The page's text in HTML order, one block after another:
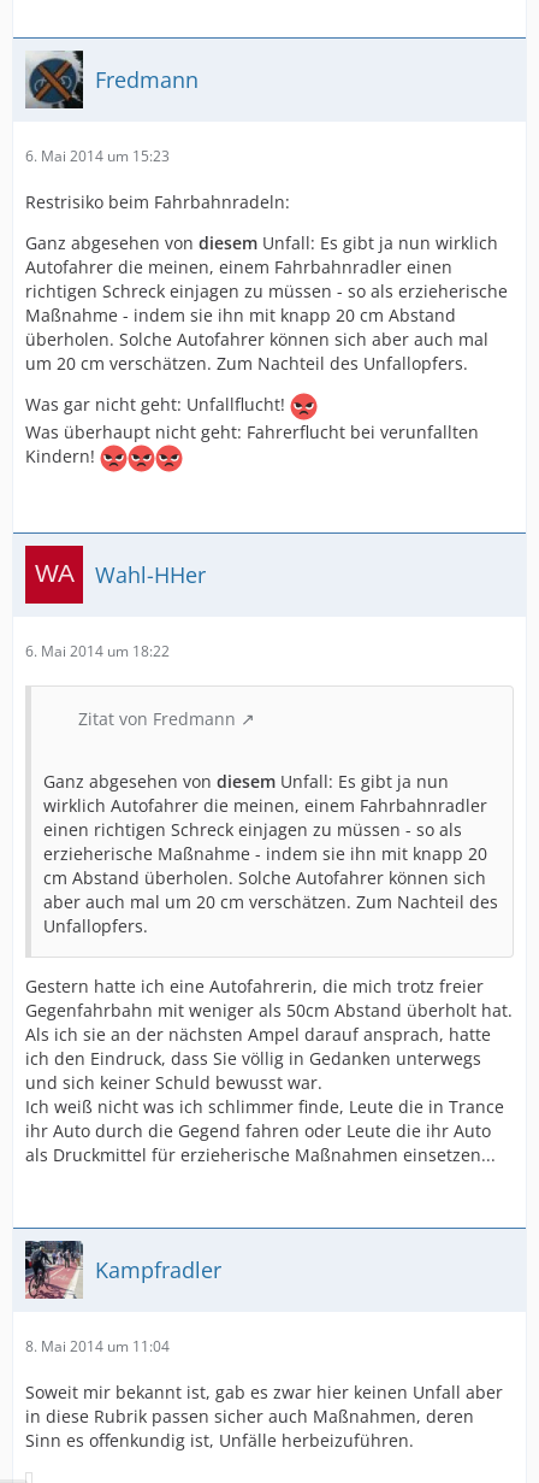
19.08.2009, Kieler Strasse / Wördemannsweg, Alter 28,
LKW Abbiegefehler
Meiendorferstrasse 20, Alter ?, Radfahrer, Benutzung
2010, vier Tote:
...
?, Poelchaukamp 27, Alter ?, PKW, falsches verhalten
beim Ein-, Aussteigen
05.10.2010, Mengestrasse, Alter80,LKW Abbiegefehler
?, Grossmannstrasse/Billstrasse, Alter?,LKW
Abbiegefehler
2011, drei Tote:
17.01.2011, Unnastrasse / Im Gehölz, Alter 46,LKW
...
...
2011, Verletzte:
22.06.2011,LKW Rechtsabbieger
2012, vier Tote:
...
...
08.08.2012, Ruschorter Hauptdeich, Alter 33, LKW-
fahrlässige Tötung und fahrlässige Körperverletzung
Kinder, Koma (tot?)
Schuld bei der Radfahrerin
2012, Verletzte:
17.09.2012, Horner Kreisel
2013, ? Tote:
13.07.2013, Jungfernstieg/Lombardsbrücke / Esplanade,
Alter 39, PKW beim Abbiegen übersehen
22.08.2013, Hannoversche Strasse / Nartenstraße, Alter
16,LKW Rechtsabbieger
2013, Verletzte:
03.12.2013, Sülldorfer Kirchenweg
, Fahrerflucht
2014:
30.01.2014, Mundsburger Damm/Armgartstraße, Alter
18,LKW Rechtsabbieger
Fredmann
6. Mai 2014 um 15:23
Restrisiko beim Fahrbahnradeln:
Ganz abgesehen von diesem Unfall: Es gibt ja nun wirklich
Autofahrer die meinen, einem Fahrbahnradler einen
richtigen Schreck einjagen zu müssen - so als erzieherische
Maßnahme - indem sie ihn mit knapp 20 cm Abstand
überholen. Solche Autofahrer können sich aber auch mal
um 20 cm verschätzen. Zum Nachteil des Unfallopfers.
Was gar nicht geht: Unfallflucht!
Was überhaupt nicht geht: Fahrerflucht bei verunfallten
Kindern!
Wahl-HHer
6. Mai 2014 um 18:22
Zitat von Fredmann
Ganz abgesehen von diesem Unfall: Es gibt ja nun
wirklich Autofahrer die meinen, einem Fahrbahnradler
einen richtigen Schreck einjagen zu müssen - so als
erzieherische Maßnahme - indem sie ihn mit knapp 20
cm Abstand überholen. Solche Autofahrer können sich
aber auch mal um 20 cm verschätzen. Zum Nachteil des
Unfallopfers.
Gestern hatte ich eine Autofahrerin, die mich trotz freier
Gegenfahrbahn mit weniger als 50cm Abstand überholt hat.
Als ich sie an der nächsten Ampel darauf ansprach, hatte
ich den Eindruck, dass Sie völlig in Gedanken unterwegs
und sich keiner Schuld bewusst war.
Ich weiß nicht was ich schlimmer finde, Leute die in Trance
ihr Auto durch die Gegend fahren oder Leute die ihr Auto
als Druckmittel für erzieherische Maßnahmen einsetzen...
Kampfradler
8. Mai 2014 um 11:04
Soweit mir bekannt ist, gab es zwar hier keinen Unfall aber
in diese Rubrik passen sicher auch Maßnahmen, deren
Sinn es offenkundig ist, Unfälle herbeizuführen.